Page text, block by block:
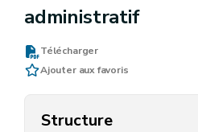
administratif
Télécharger
Ajouter aux favoris
Structure